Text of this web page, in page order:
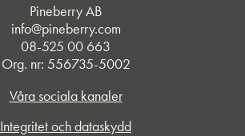
Pineberry AB
info@pineberry.com
08-525 00 663
Org. nr: 556735-5002
Våra sociala kanaler
Integritet och dataskydd